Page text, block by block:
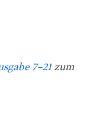
7–21zum